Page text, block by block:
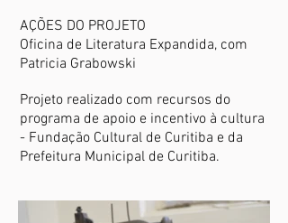
AÇÕES DO PROJETO
Oficina de Literatura Expandida, com
Patricia Grabowski
Projeto realizado com recursos do
programa de apoio e incentivo à cultura
- Fundação Cultural de Curitiba e da
Prefeitura Municipal de Curitiba.